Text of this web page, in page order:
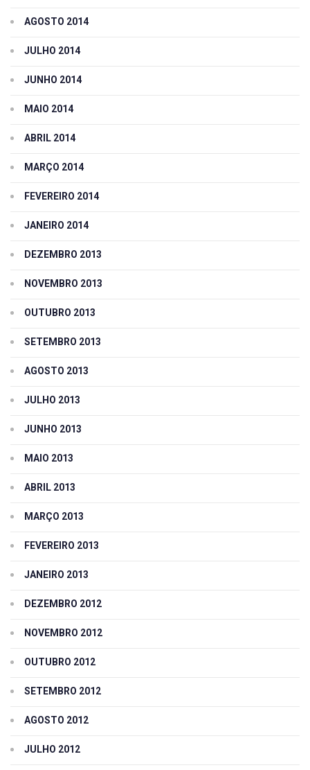
AGOSTO 2014
JULHO 2014
JUNHO 2014
MAIO 2014
ABRIL 2014
MARÇO 2014
FEVEREIRO 2014
JANEIRO 2014
DEZEMBRO 2013
NOVEMBRO 2013
OUTUBRO 2013
SETEMBRO 2013
AGOSTO 2013
JULHO 2013
JUNHO 2013
MAIO 2013
ABRIL 2013
MARÇO 2013
FEVEREIRO 2013
JANEIRO 2013
DEZEMBRO 2012
NOVEMBRO 2012
OUTUBRO 2012
SETEMBRO 2012
AGOSTO 2012
JULHO 2012